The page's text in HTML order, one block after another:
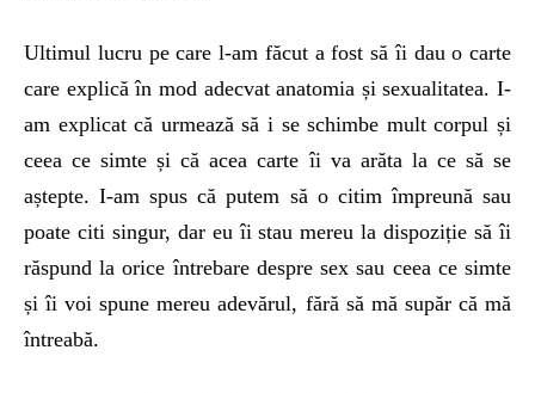
Ultimul lucru pe care l-am făcut a fost să îi dau o carte
care explică în mod adecvat anatomia și sexualitatea. I-
am explicat că urmează să i se schimbe mult corpul și
ceea ce simte și că acea carte îi va arăta la ce să se
aștepte. I-am spus că putem să o citim împreună sau
poate citi singur, dar eu îi stau mereu la dispoziție să îi
răspund la orice întrebare despre sex sau ceea ce simte
și îi voi spune mereu adevărul, fără să mă supăr că mă
întreabă.